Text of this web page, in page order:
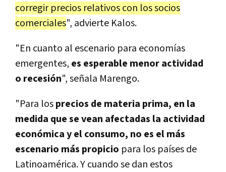
corregir precios relativos con los socios
comerciales", advierte Kalos.
"En cuanto al escenario para economías
emergentes, es esperable menor actividad
o recesión", señala Marengo.
"Para losprecios de materia prima, en la
medida que se vean afectadas la actividad
económica y el consumo, no es el más
escenario más propicio para los países de
Latinoamérica. Y cuando se dan estos